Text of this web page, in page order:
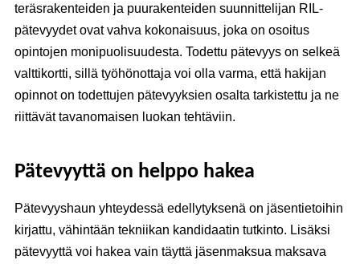
teräsrakenteiden ja puurakenteiden suunnittelijan RIL-
pätevyydet ovat vahva kokonaisuus, joka on osoitus
opintojen monipuolisuudesta. Todettu pätevyys on selkeä
valttikortti, sillä työhönottaja voi olla varma, että hakijan
opinnot on todettujen pätevyyksien osalta tarkistettu ja ne
riittävät tavanomaisen luokan tehtäviin.
Pätevyyttä on helppo hakea
Pätevyyshaun yhteydessä edellytyksenä on jäsentietoihin
kirjattu, vähintään tekniikan kandidaatin tutkinto. Lisäksi
pätevyyttä voi hakea vain täyttä jäsenmaksua maksava